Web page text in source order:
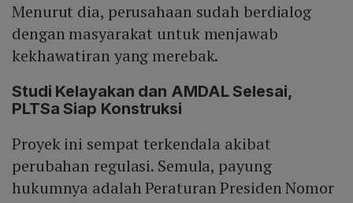
Menurut dia, perusahaan sudah berdialog
dengan masyarakat untuk menjawab
kekhawatiran yang merebak.
Studi Kelayakan dan AMDAL Selesai,
PLTSa Siap Konstruksi
Proyek ini sempat terkendala akibat
perubahan regulasi. Semula, payung
hukumnya adalah Peraturan Presiden Nomor